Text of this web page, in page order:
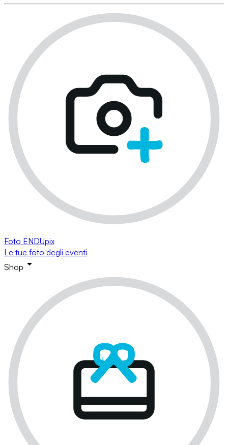
Foto ENDUpix
Le tue foto degli eventi
Shop